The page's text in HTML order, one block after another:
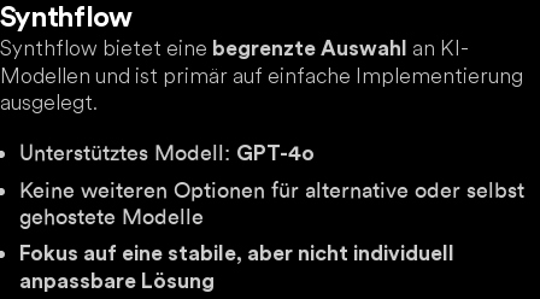
Synthflow
Synthflow bietet eine begrenzte Auswahl
an KI-
Modellen und ist primär auf einfache Implementierung
ausgelegt.
Unterstütztes Modell: GPT-4o
Keine weiteren Optionen für alternative oder selbst
gehostete Modelle
Fokus auf eine stabile, aber nicht individuell
anpassbare Lösung